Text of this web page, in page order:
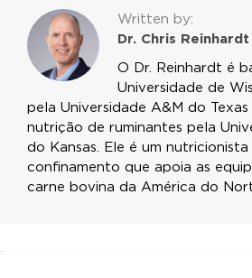
Written by:
Dr. Chris Reinhardt
O Dr. Reinhardt é
Universidade de
pela Universidade A&M do
nutrição de ruminantes pela
do Kansas. Ele é um
confinamento que apoia as
carne bovina da América do